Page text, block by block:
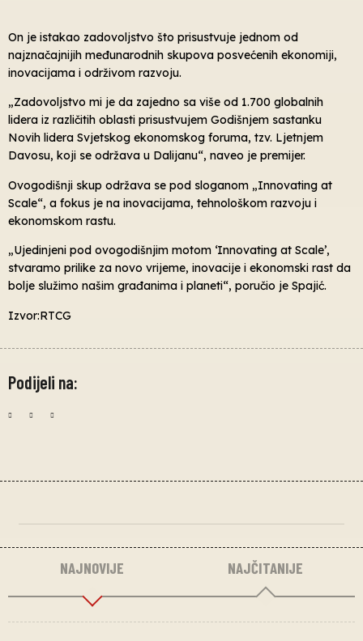
On je istakao zadovoljstvo što prisustvuje jednom od
najznačajnijih međunarodnih skupova posvećenih ekonomiji,
inovacijama i održivom razvoju.
„Zadovoljstvo mi je da zajedno sa više od 1.700 globalnih
lidera iz različitih oblasti prisustvujem Godišnjem sastanku
Novih lidera Svjetskog ekonomskog foruma, tzv. Ljetnjem
Davosu, koji se održava u Dalijanu“, naveo je premijer.
Ovogodišnji skup održava se pod sloganom „Innovating at
Scale“, a fokus je na inovacijama, tehnološkom razvoju i
ekonomskom rastu.
„Ujedinjeni pod ovogodišnjim motom ‘Innovating at Scale’,
stvaramo prilike za novo vrijeme, inovacije i ekonomski rast da
bolje služimo našim građanima i planeti“, poručio je Spajić.
Izvor:RTCG
Podijeli na:
NAJNOVIJE NAJČITANIJE